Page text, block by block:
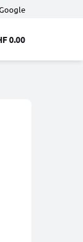
0.00